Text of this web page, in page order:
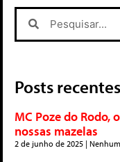
Posts recentes
MC Poze do Rodo,
nossas mazelas
2 de junho de 2025